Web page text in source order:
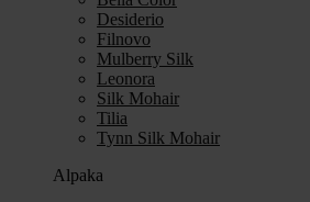
Desiderio
Filnovo
Mulberry Silk
Leonora
Silk Mohair
Tilia
Tynn Silk Mohair
Alpaka